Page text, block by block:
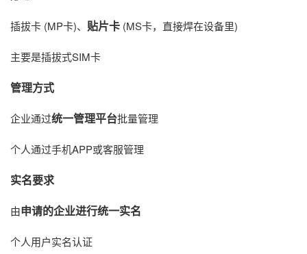
插拔卡 (MP卡)、 贴片卡 ​ (MS卡，直接焊在设备里)
主要是插拔式SIM卡
管理方式
企业通过统一管理平台批量管理
个人通过手机APP或客服管理
实名要求
由申请的企业进行统一实名
个人用户实名认证